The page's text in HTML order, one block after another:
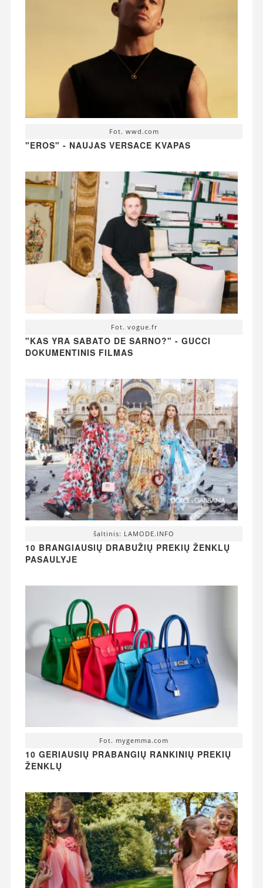
Fot. wwd.com
"EROS" - NAUJAS VERSACE KVAPAS
Fot. vogue.fr
"KAS YRA SABATO DE SARNO?" - GUCCI
DOKUMENTINIS FILMAS
šaltinis: LAMODE.INFO
10 BRANGIAUSIŲ DRABUŽIŲ PREKIŲ ŽENKLŲ
PASAULYJE
Fot. mygemma.com
10 GERIAUSIŲ PRABANGIŲ RANKINIŲ PREKIŲ
ŽENKLŲ